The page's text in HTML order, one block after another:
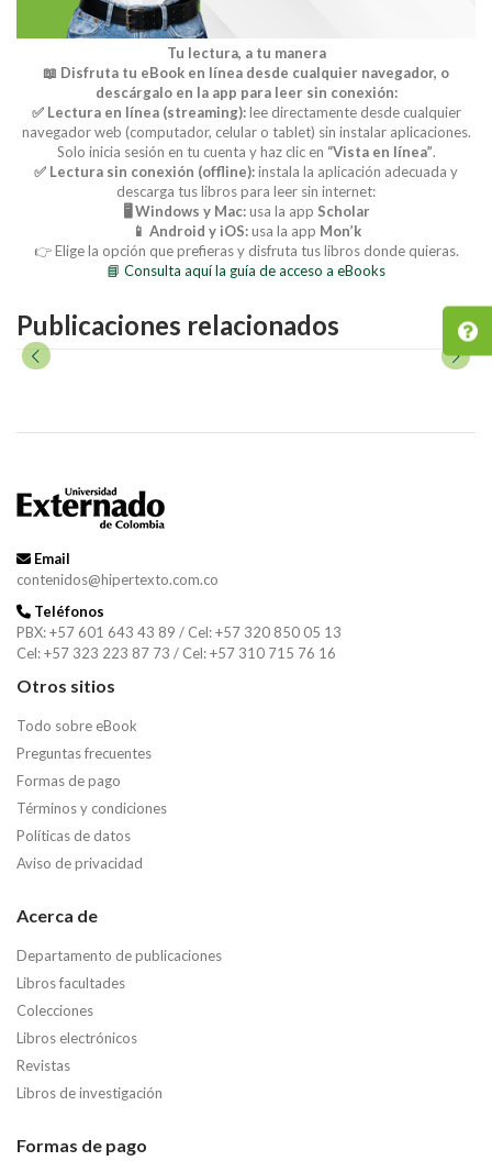
Tu lectura, a tu manera
📖 Disfruta tu eBook en línea desde cualquier navegador, o
descárgalo en la app para leer sin conexión:
✅ Lectura en línea (streaming):lee directamente desde cualquier
navegador web (computador, celular o tablet) sin instalar aplicaciones.
Solo inicia sesión en tu cuenta y haz clic en “Vista en línea”.
✅ Lectura sin conexión (offline):instala la aplicación adecuada y
descarga tus libros para leer sin internet:
🖥️ Windows y Mac:usa la app Scholar
📱 Android y iOS:usa la app Mon’k
👉 Elige la opción que prefieras y disfruta tus libros donde quieras.
📘 Consulta aquí la guía de acceso a eBooks
Publicaciones relacionados
Email
contenidos@hipertexto.com.co
Teléfonos
PBX: +57 601 643 43 89 / Cel: +57 320 850 05 13
Cel: +57 323 223 87 73 / Cel: +57 310 715 76 16
Otros sitios
Todo sobre eBook
Preguntas frecuentes
Formas de pago
Términos y condiciones
Políticas de datos
Aviso de privacidad
Acerca de
Departamento de publicaciones
Libros facultades
Colecciones
Libros electrónicos
Revistas
Libros de investigación
Formas de pago